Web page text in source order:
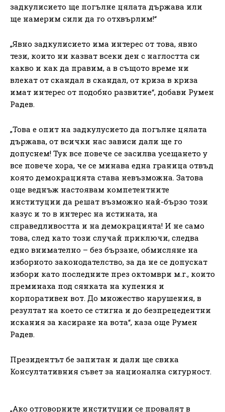
задкулисието ще погълне цялата държава или
ще намерим сили да го отхвърлим!“
„Явно задкулисието има интерес от това, явно
тези, които ни казват всеки ден с наглостта си
какво и как да правим, а в същото време ни
влекат от скандал в скандал, от криза в криза
имат интерес от подобно развитие“, добави Румен
Радев.
„Това е опит на задкулусието да погълне цялата
държава, от всички нас зависи дали ще го
допуснем! Тук все повече се засилва усещането у
все повече хора, че се минава една граница отвъд
която демокрацията става невъзможна. Затова
още веднъж настоявам компетентните
институции да решат възможно най-бързо този
казус и то в интерес на истината, на
справедливостта и на демокрацията! И не само
това, след като този случай приключи, следва
едно внимателно – без бързане, обмисляне на
изборното законодателство, за да не се допускат
избори като последните през октомври м.г., които
преминаха под сянката на купения и
корпоративен вот. До множество нарушения, в
резултат на което се стигна и до безпрецедентни
искания за касиране на вота“, каза още Румен
Радев.
Президентът бе запитан и дали ще свика
Консултативния съвет за национална сигурност.
„Ако отговорните институции се провалят в